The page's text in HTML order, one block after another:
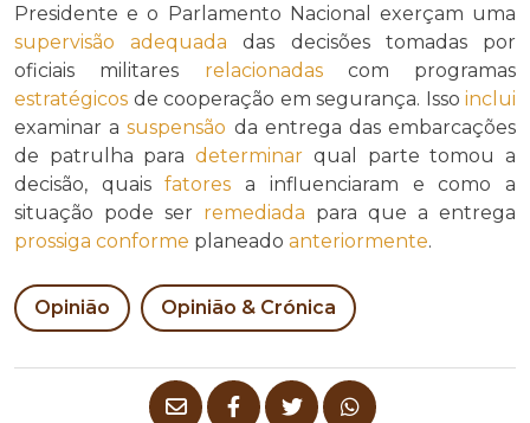
Presidente e o Parlamento Nacional exerçam uma
supervisão
adequada das decisões tomadas por
oficiais militares relacionadascom programas
estratégicos de cooperação em segurança. Isso inclui
examinar asuspensão da entrega das embarcações
de patrulha paradeterminar qual parte tomou a
decisão, quaisfatores a influenciaram e como a
situação pode ser remediada para que a entrega
prossiga conforme planeado anteriormente.
Opinião Opinião & Crónica